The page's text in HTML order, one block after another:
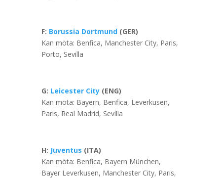
F: Borussia Dortmund (GER)
Kan möta: Benfica, Manchester City, Paris,
Porto, Sevilla
G: Leicester City (ENG)
Kan möta: Bayern, Benfica, Leverkusen,
Paris, Real Madrid, Sevilla
H: Juventus (ITA)
Kan möta: Benfica, Bayern München,
Bayer Leverkusen, Manchester City, Paris,